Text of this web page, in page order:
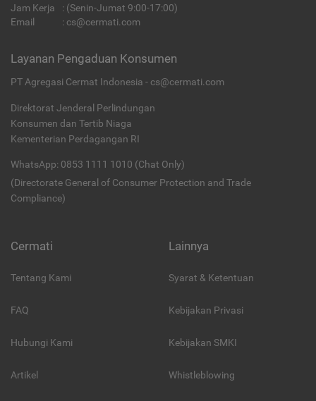
Jam Kerja
: (Senin-Jumat 9:00-17:00)
Email
: cs@cermati.com
Layanan Pengaduan Konsumen
PT Agregasi Cermat Indonesia - cs@cermati.com
Direktorat Jenderal Perlindungan
Konsumen dan Tertib Niaga
Kementerian Perdagangan RI
WhatsApp: 0853 1111 1010 (Chat Only)
(Directorate General of Consumer Protection and Trade
Compliance)
Cermati
Tentang Kami
FAQ
Hubungi Kami
Artikel
Lainnya
Syarat & Ketentuan
Kebijakan Privasi
Kebijakan SMKI
Whistleblowing